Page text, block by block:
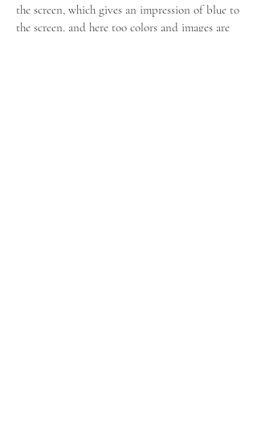
the screen, which gives an impression of blue to
the screen, and here too colors and images are